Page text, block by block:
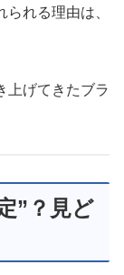
れる理由は、
上げてきたブラ
”？見ど